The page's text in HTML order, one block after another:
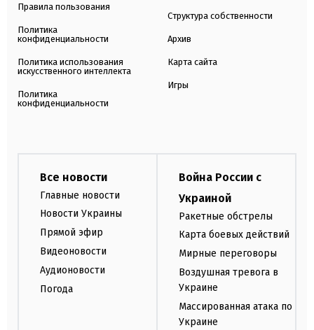
Правила пользования
Политика
конфиденциальности
Политика использования
искусственного интеллекта
Политика
конфиденциальности
Структура собственности
Архив
Карта сайта
Игры
Все новости
Главные новости
Новости Украины
Прямой эфир
Видеоновости
Аудионовости
Погода
Война России с
Украиной
Ракетные обстрелы
Карта боевых действий
Мирные переговоры
Воздушная тревога в
Украине
Массированная атака по
Украине